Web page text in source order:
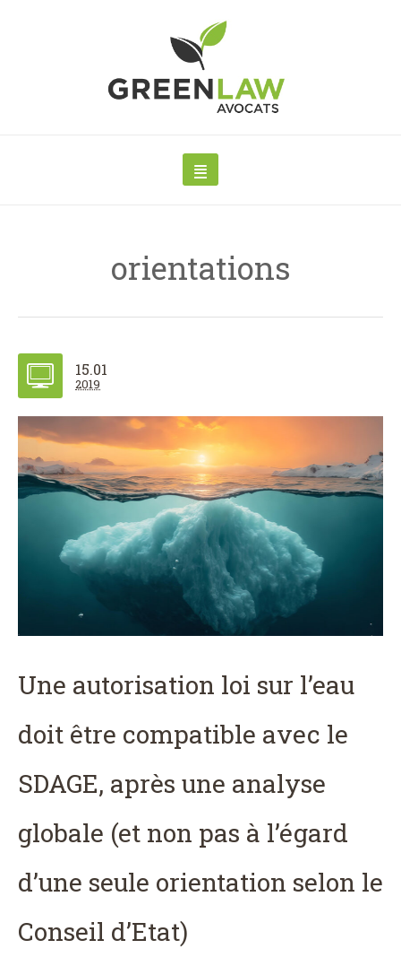
orientations
15.01
2019
Une autorisation loi sur l’eau
doit être compatible avec le
SDAGE, après une analyse
globale (et non pas à l’égard
d’une seule orientation selon le
Conseil d’Etat)